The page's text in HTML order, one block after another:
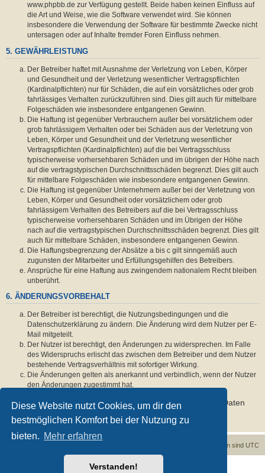
Diese Website nutzt Cookies, um dir den
bestmöglichen Komfort bei der Nutzung zu
bieten. Mehr erfahren
Verstanden!
www.phpbb.de zur Verfügung gestellt. Beide haben keinen Einfluss auf
die Art und Weise, wie die Software verwendet wird. Sie können
insbesondere die Verwendung der Software für bestimmte Zwecke nicht
untersagen oder auf Inhalte fremder Foren Einfluss nehmen.
5. GEWÄHRLEISTUNG
Der Betreiber haftet mit Ausnahme der Verletzung von Leben, Körper
und Gesundheit und der Verletzung wesentlicher Vertragspflichten
(Kardinalpflichten) nur für Schäden, die auf ein vorsätzliches oder grob
fahrlässiges Verhalten zurückzuführen sind. Dies gilt auch für mittelbare
Folgeschäden wie insbesondere entgangenen Gewinn.
Die Haftung ist gegenüber Verbrauchern außer bei vorsätzlichem oder
grob fahrlässigem Verhalten oder bei Schäden aus der Verletzung von
Leben, Körper und Gesundheit und der Verletzung wesentlicher
Vertragspflichten (Kardinalpflichten) auf die bei Vertragsschluss
typischerweise vorhersehbaren Schäden und im übrigen der Höhe nach
auf die vertragstypischen Durchschnittsschäden begrenzt. Dies gilt auch
für mittelbare Folgeschäden wie insbesondere entgangenen Gewinn.
Die Haftung ist gegenüber Unternehmern außer bei der Verletzung von
Leben, Körper und Gesundheit oder vorsätzlichem oder grob
fahrlässigem Verhalten des Betreibers auf die bei Vertragsschluss
typischerweise vorhersehbaren Schäden und im Übrigen der Höhe
nach auf die vertragstypischen Durchschnittsschäden begrenzt. Dies gilt
auch für mittelbare Schäden, insbesondere entgangenen Gewinn.
Die Haftungsbegrenzung der Absätze a bis c gilt sinngemäß auch
zugunsten der Mitarbeiter und Erfüllungsgehilfen des Betreibers.
Ansprüche für eine Haftung aus zwingendem nationalem Recht bleiben
unberührt.
6. ÄNDERUNGSVORBEHALT
Der Betreiber ist berechtigt, die Nutzungsbedingungen und die
Datenschutzerklärung zu ändern. Die Änderung wird dem Nutzer per E-
Mail mitgeteilt.
Der Nutzer ist berechtigt, den Änderungen zu widersprechen. Im Falle
des Widerspruchs erlischt das zwischen dem Betreiber und dem Nutzer
bestehende Vertragsverhältnis mit sofortiger Wirkung.
Die Änderungen gelten als anerkannt und verbindlich, wenn der Nutzer
den Änderungen zugestimmt hat.
Informationen über den Umgang mit deinen persönlichen Daten
sind in der Datenschutzerklärung enthalten.
Alle Zeiten sind UTC
Powered byphpBB® Forum Software © phpBB Limited